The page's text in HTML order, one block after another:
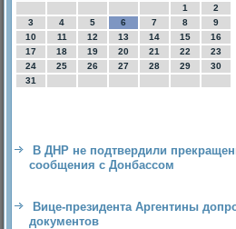
1
2
3
4 5 6 7 8
9
10
11 12 13 14 15
16
17
18 19 20 21 22
23
24
25 26 27 28 29
30
31
В ДНР не подтвердили
сообщения с Донбассом
Вице-президента Аргентины
документов